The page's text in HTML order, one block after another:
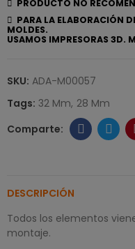
PRODUCTO NO
PARA LA ELABORACIÓN
MOLDES.
USAMOS IMPRESORAS 3D.
SKU: ADA-M00057
Tags: 32 Mm 28 Mm
DESCRIPCIÓN
Todos los elementos
montaje.